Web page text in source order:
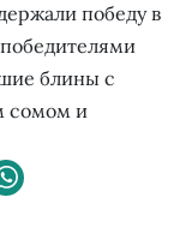
победу в
блины с
сомом и